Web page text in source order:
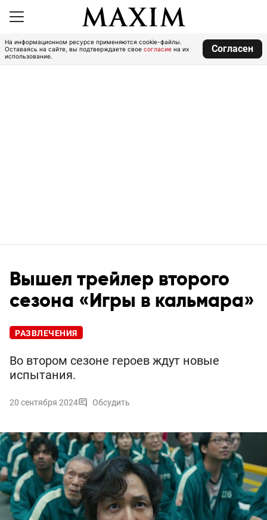
На информационном ресурсе применяются cookie-файлы.
Оставаясь на сайте, вы подтверждаете свое согласие на их
использование.
Согласен
Вышел трейлер второго
сезона «Игры в кальмара»
РАЗВЛЕЧЕНИЯ
Во втором сезоне героев ждут новые
испытания.
20 сентября 2024 Обсудить